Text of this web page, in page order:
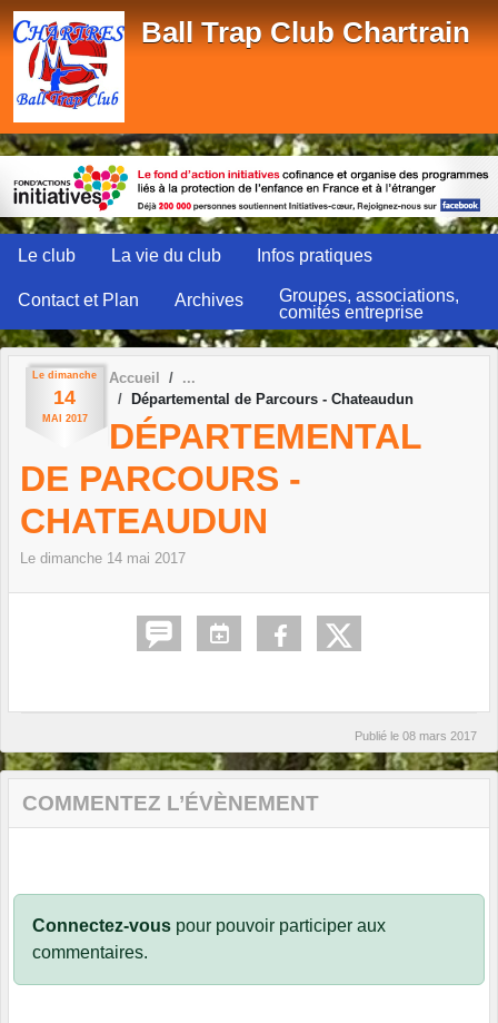
Ball Trap Club Chartrain
Le club La vie du club Infos pratiques
Contact et Plan Archives
Groupes, associations,
comités entreprise
Le dimanche
14
MAI 2017
Accueil
Départemental de Parcours - Chateaudun
DÉPARTEMENTAL
DE PARCOURS -
CHATEAUDUN
Le dimanche 14 mai 2017
Publié le 08 mars 2017
COMMENTEZ L’ÉVÈNEMENT
Connectez-vous pour pouvoir participer aux
commentaires.
Panneau de gestion des cookies